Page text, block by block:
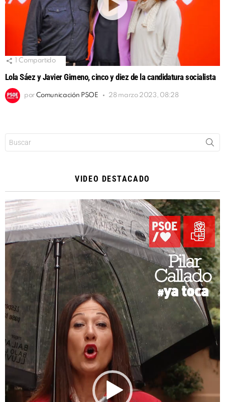
Compartido
Lola Sáez y Javier Gimeno, cinco y diez de la candidatura socialista
por Comunicación PSOE 28 marzo 2023, 08:28
VIDEO DESTACADO
Reproductor
de
vídeo